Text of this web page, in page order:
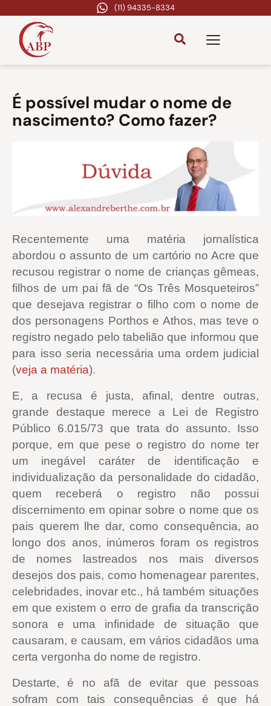
(11) 94335-8334
É possível mudar o nome de
nascimento? Como fazer?
Recentemente uma matéria jornalística
abordou o assunto de um cartório no Acre que
recusou registrar o nome de crianças gêmeas,
filhos de um pai fã de “Os Três Mosqueteiros”
que desejava registrar o filho com o nome de
dos personagens Porthos e Athos, mas teve o
registro negado pelo tabelião que informou que
para isso seria necessária uma ordem judicial
(veja a matéria).
E, a recusa é justa, afinal, dentre outras,
grande destaque merece a Lei de Registro
Público 6.015/73 que trata do assunto. Isso
porque, em que pese o registro do nome ter
um inegável caráter de identificação e
individualização da personalidade do cidadão,
quem receberá o registro não possui
discernimento em opinar sobre o nome que os
pais querem lhe dar, como consequência, ao
longo dos anos, inúmeros foram os registros
de nomes lastreados nos mais diversos
desejos dos pais, como homenagear parentes,
celebridades, inovar etc., há também situações
em que existem o erro de grafia da transcrição
sonora e uma infinidade de situação que
causaram, e causam, em vários cidadãos uma
certa vergonha do nome de registro.
Destarte, é no afã de evitar que pessoas
sofram com tais consequências é que há